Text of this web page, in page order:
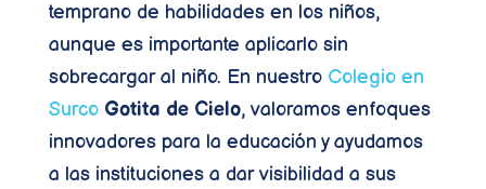
temprano de habilidades en los niños,
aunque es importante aplicarlo sin
sobrecargar al niño. En nuestro Colegio en
Surco Gotita de Cielo, valoramos enfoques
innovadores para la educación y ayudamos
a las instituciones a dar visibilidad a sus